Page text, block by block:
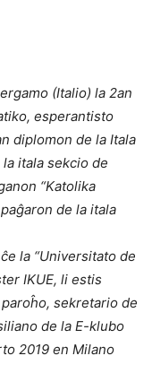
(Italio) la 2an
esperantisto
diplomon de la Itala
itala sekcio de
“Katolika
de la itala
la “Universitato de
IKUE, li estis
sekretario de
de la E-klubo
2019 en Milano